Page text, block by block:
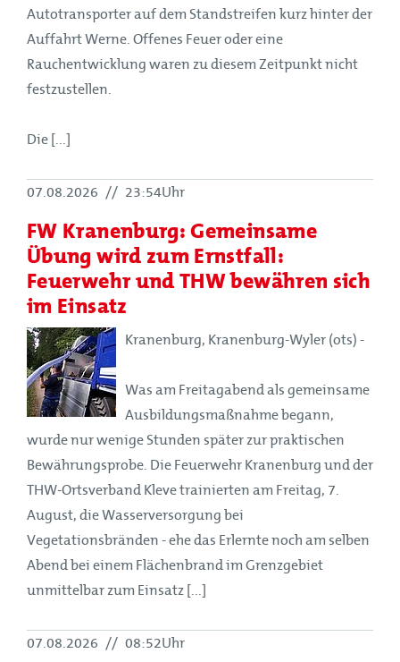
Autotransporter auf dem Standstreifen kurz hinter der
Auffahrt Werne. Offenes Feuer oder eine
Rauchentwicklung waren zu diesem Zeitpunkt nicht
festzustellen.
Die [...]
07.08.2026 // 23:54Uhr
FW Kranenburg: Gemeinsame
Übung wird zum Ernstfall:
Feuerwehr und THW bewähren sich
im Einsatz
Kranenburg, Kranenburg-Wyler (ots) -
Was am Freitagabend als gemeinsame
Ausbildungsmaßnahme begann,
wurde nur wenige Stunden später zur praktischen
Bewährungsprobe. Die Feuerwehr Kranenburg und der
THW-Ortsverband Kleve trainierten am Freitag, 7.
August, die Wasserversorgung bei
Vegetationsbränden - ehe das Erlernte noch am selben
Abend bei einem Flächenbrand im Grenzgebiet
unmittelbar zum Einsatz [...]
07.08.2026 // 08:52Uhr